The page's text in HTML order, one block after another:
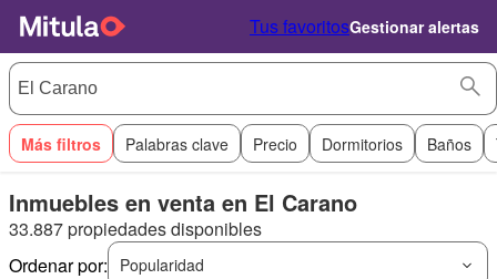
Tus favoritosGestionar alertas
Más filtros Palabras clave Precio Dormitorios Baños
Inmuebles en venta en El Carano
33.887 propiedades disponibles
Ordenar por:
Popularidad